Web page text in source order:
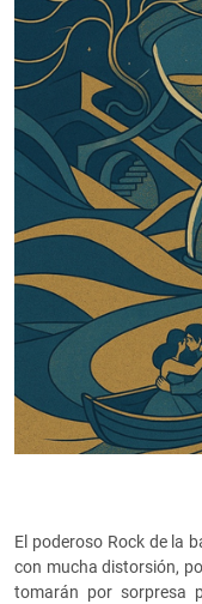
El poderoso Rock de la
con mucha distorsión,
tomarán por sorpresa